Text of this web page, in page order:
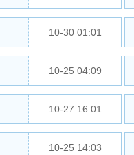
10-30 01:01
10-25 04:09
10-27 16:01
10-25 14:03